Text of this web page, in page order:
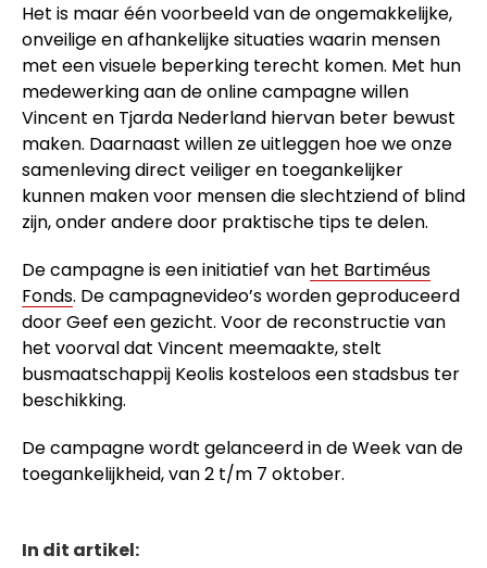
Het is maar één voorbeeld van de ongemakkelijke,
onveilige en afhankelijke situaties waarin mensen
met een visuele beperking terecht komen. Met hun
medewerking aan de online campagne willen
Vincent en Tjarda Nederland hiervan beter bewust
maken. Daarnaast willen ze uitleggen hoe we onze
samenleving direct veiliger en toegankelijker
kunnen maken voor mensen die slechtziend of blind
zijn, onder andere door praktische tips te delen.
De campagne is een initiatief van het Bartiméus
Fonds. De campagnevideo’s worden geproduceerd
door Geef een gezicht. Voor de reconstructie van
het voorval dat Vincent meemaakte, stelt
busmaatschappij Keolis kosteloos een stadsbus ter
beschikking.
De campagne wordt gelanceerd in de Week van de
toegankelijkheid, van 2 t/m 7 oktober.
In dit artikel: